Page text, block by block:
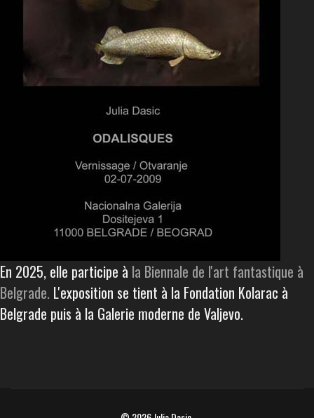
En 2025, elle participe à la Biennale de l'art fantastique à
Belgrade. L'exposition se tient à la Fondation Kolarac à
Belgrade puis à la Galerie moderne de Valjevo.